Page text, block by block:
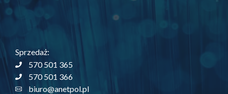
Sprzedaż:
570 501 365
570 501 366
biuro@anetpol.pl